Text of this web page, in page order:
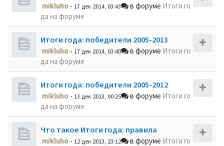
mikluho - 17 дек 2014, 03:43 в форуме Итоги го
да на форуме
Итоги года: победители 2005-2013
mikluho - 17 дек 2014, 03:40 в форуме Итоги го
да на форуме
Итоги года: победители 2005-2012
mikluho - 13 дек 2013, 00:25 в форуме Итоги го
да на форуме
Что такое Итоги года: правила
mikluho - 12 дек 2013, 23:12 в форуме Итоги го